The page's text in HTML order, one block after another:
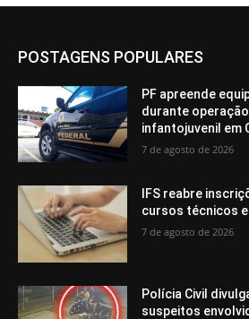
POSTAGENS POPULARES
PF apreende
durante
infantojuvenil em
7 de agosto de 2026
IFS reabre
cursos técnicos
7 de agosto de 2026
Polícia Civil
suspeitos